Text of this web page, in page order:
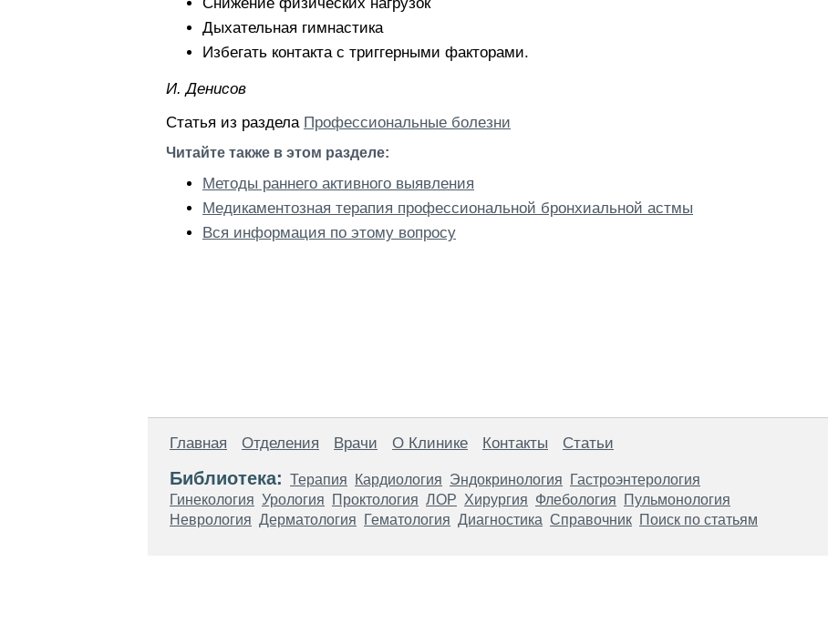
Дыхательная гимнастика
Избегать контакта с триггерными факторами.
И. Дeниcoв
Статья из раздела Профессиональные болезни
Читайте также в этом разделе:
Методы раннего активного выявления
Медикаментозная терапия профессиональной бронхиальной астмы
Вся информация по этому вопросу
Главная Отделения Врачи О Клинике Контакты Статьи
Библиотека: Терапия Кардиология Эндокринология
Гастроэнтерология
Гинекология Урология Проктология ЛОР Хирургия Флебология
Пульмонология
Неврология Дерматология Гематология Диагностика Справочник Поиск по статьям